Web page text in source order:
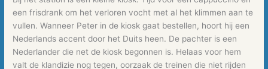
een frisdrank om het verloren vocht met al het klimmen aan te
vullen. Wanneer Peter in de kiosk gaat bestellen, hoort hij een
Nederlands accent door het Duits heen. De pachter is een
Nederlander die net de kiosk begonnen is. Helaas voor hem
valt de klandizie nog tegen, oorzaak de treinen die niet rijden